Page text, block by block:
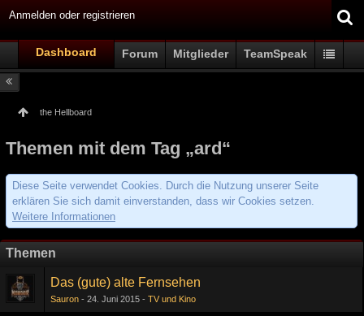
Anmelden oder registrieren
Dashboard Forum Mitglieder TeamSpeak
the Hellboard
Themen mit dem Tag „ard“
Diese Seite verwendet Cookies. Durch die Nutzung unserer Seite
erklären Sie sich damit einverstanden, dass wir Cookies setzen.
Weitere Informationen
Themen
Das (gute) alte Fernsehen
Sauron 24. Juni 2015 TV und Kino